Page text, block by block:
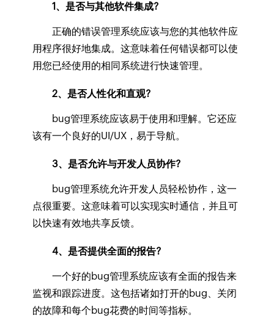
1、是否与其他软件集成?
正确的错误管理系统应该与您的其他软件应
用程序很好地集成。这意味着任何错误都可以使
用您已经使用的相同系统进行快速管理。
2、是否人性化和直观?
bug管理系统应该易于使用和理解。它还应
该有一个良好的UI/UX，易于导航。
3、是否允许与开发人员协作?
bug管理系统允许开发人员轻松协作，这一
点很重要。这意味着可以实现实时通信，并且可
以快速有效地共享反馈。
4、是否提供全面的报告?
一个好的bug管理系统应该有全面的报告来
监视和跟踪进度。这包括诸如打开的bug、关闭
的故障和每个bug花费的时间等指标。